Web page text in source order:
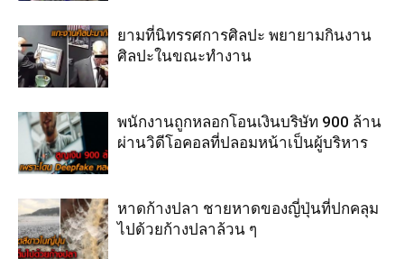
ยามที่นิทรรศการศิลปะ พยายามกินงาน
ศิลปะในขณะทำงาน
พนักงานถูกหลอกโอนเงินบริษัท 900 ล้าน
ผ่านวิดีโอคอลที่ปลอมหน้าเป็นผู้บริหาร
หาดก้างปลา ชายหาดของญี่ปุ่นที่ปกคลุม
ไปด้วยก้างปลาล้วน ๆ